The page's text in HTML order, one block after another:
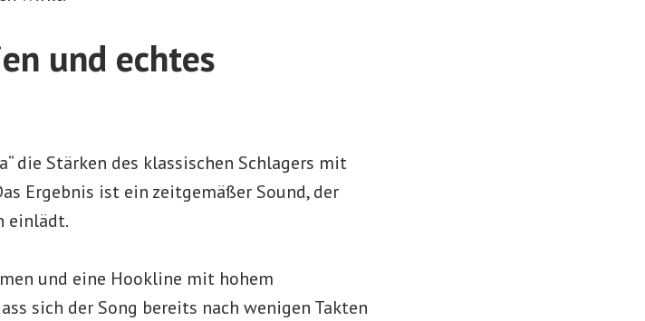
und echtes
die Stärken des klassischen Schlagers mit
Ergebnis ist ein zeitgemäßer Sound, der
einlädt.
und eine Hookline mit hohem
sich der Song bereits nach wenigen Takten